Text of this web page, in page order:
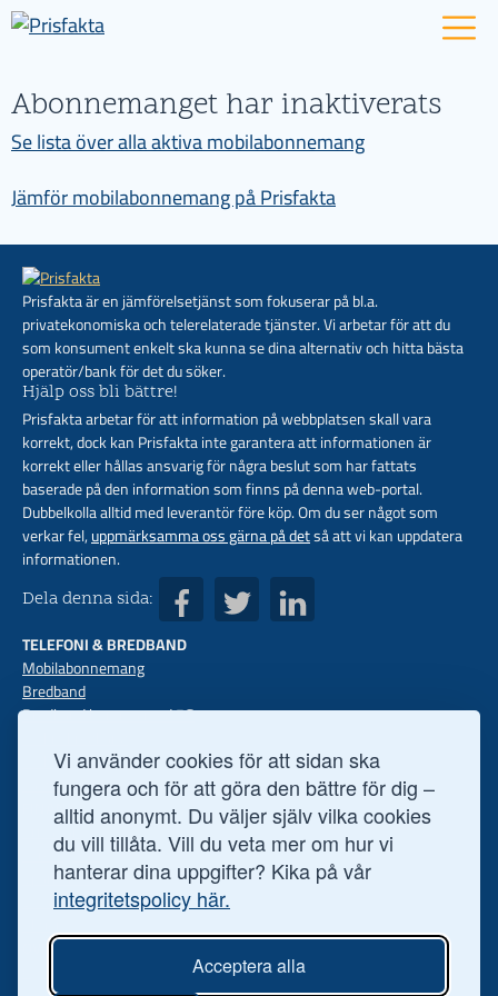
Vi använder cookies för att sidan ska
fungera och för att göra den bättre för dig –
alltid anonymt. Du väljer själv vilka cookies
du vill tillåta. Vill du veta mer om hur vi
hanterar dina uppgifter? Kika på vår
integritetspolicy här.
Acceptera alla
Abonnemanget har inaktiverats
Se lista över alla aktiva mobilabonnemang
Jämför mobilabonnemang på Prisfakta
Prisfakta är en jämförelsetjänst som fokuserar på bl.a.
privatekonomiska och telerelaterade tjänster. Vi arbetar för att du
som konsument enkelt ska kunna se dina alternativ och hitta bästa
operatör/bank för det du söker.
Hjälp oss bli bättre!
Prisfakta arbetar för att information på webbplatsen skall vara
korrekt, dock kan Prisfakta inte garantera att informationen är
korrekt eller hållas ansvarig för några beslut som har fattats
baserade på den information som finns på denna web-portal.
Dubbelkolla alltid med leverantör före köp. Om du ser något som
verkar fel,uppmärksamma oss gärna på detså att vi kan uppdatera
informationen.
Dela denna sida:
TELEFONI & BREDBAND
Mobilabonnemang
Bredband
Bredband hemma med 5G
Mobiler med abon
Fast telefoni
FINANS
Privatlån
Företagslån
Sparkonto
Bolån
ÖVRIGT